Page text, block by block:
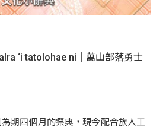
‘i tatolohae ni｜萬山部落勇士
期四個月的祭典，現今配合族人工